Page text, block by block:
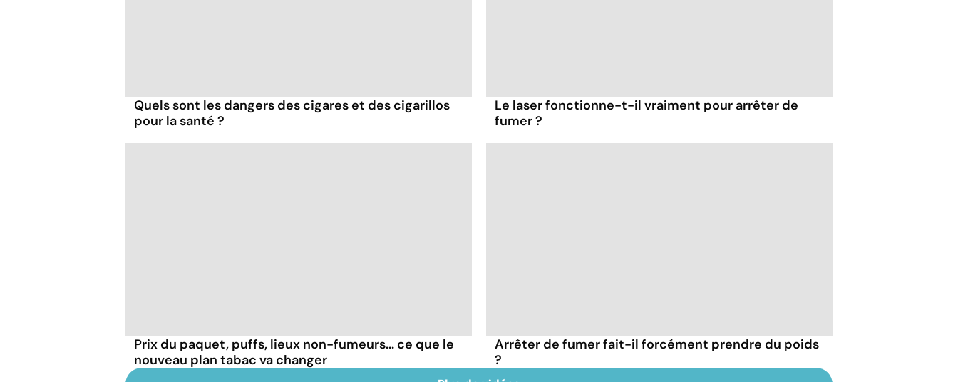
Quels sont les dangers des cigares et des cigarillos
pour la santé ?
Le laser fonctionne-t-il vraiment pour arrêter de
fumer ?
Prix du paquet, puffs, lieux non-fumeurs... ce que le
nouveau plan tabac va changer
Arrêter de fumer fait-il forcément prendre du poids
?